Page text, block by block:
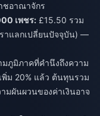
ชอาณาจักร
เพชร: £15.50 รวม
าแลกเปลี่ยนปัจจุบัน) —
มภูมิภาคที่คำนึงถึงความ
พิ่ม 20% แล้ว ต้นทุนรวม
มผันผวนของค่าเงินอาจ